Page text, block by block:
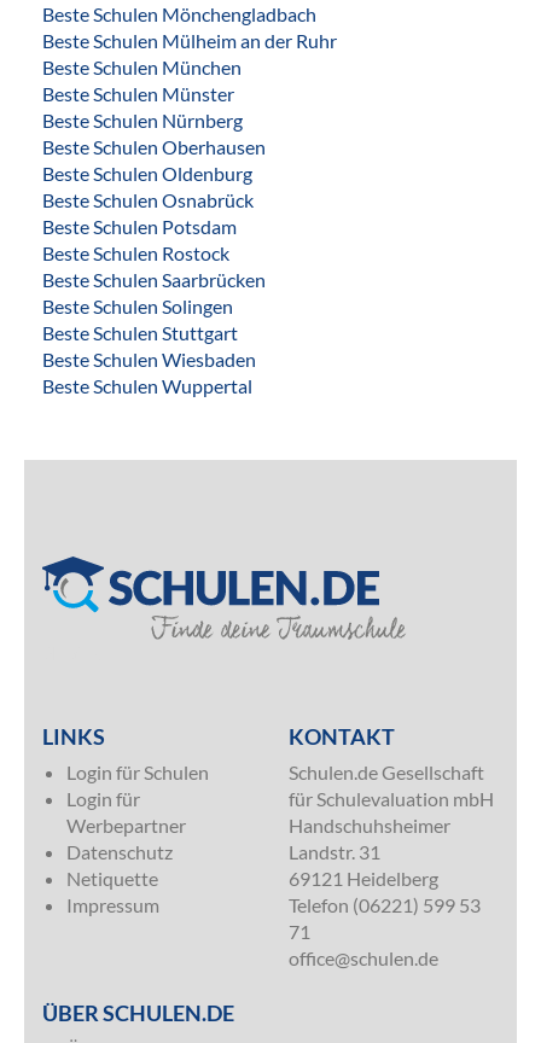
Beste Schulen Mönchengladbach
Beste Schulen Mülheim an der Ruhr
Beste Schulen München
Beste Schulen Münster
Beste Schulen Nürnberg
Beste Schulen Oberhausen
Beste Schulen Oldenburg
Beste Schulen Osnabrück
Beste Schulen Potsdam
Beste Schulen Rostock
Beste Schulen Saarbrücken
Beste Schulen Solingen
Beste Schulen Stuttgart
Beste Schulen Wiesbaden
Beste Schulen Wuppertal
LINKS
Login für Schulen
Login für
Werbepartner
Datenschutz
Netiquette
Impressum
KONTAKT
Schulen.de Gesellschaft
für Schulevaluation mbH
Handschuhsheimer
Landstr. 31
69121 Heidelberg
Telefon (06221) 599 53
71
office@schulen.de
ÜBER SCHULEN.DE